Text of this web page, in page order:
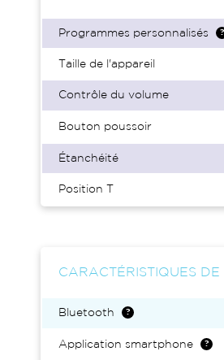
Programmes personnalisés
Taille de l'appareil
Contrôle du volume
Bouton poussoir
Étanchéité
Position T
CARACTÉRISTIQUES DE
Bluetooth
Application smartphone